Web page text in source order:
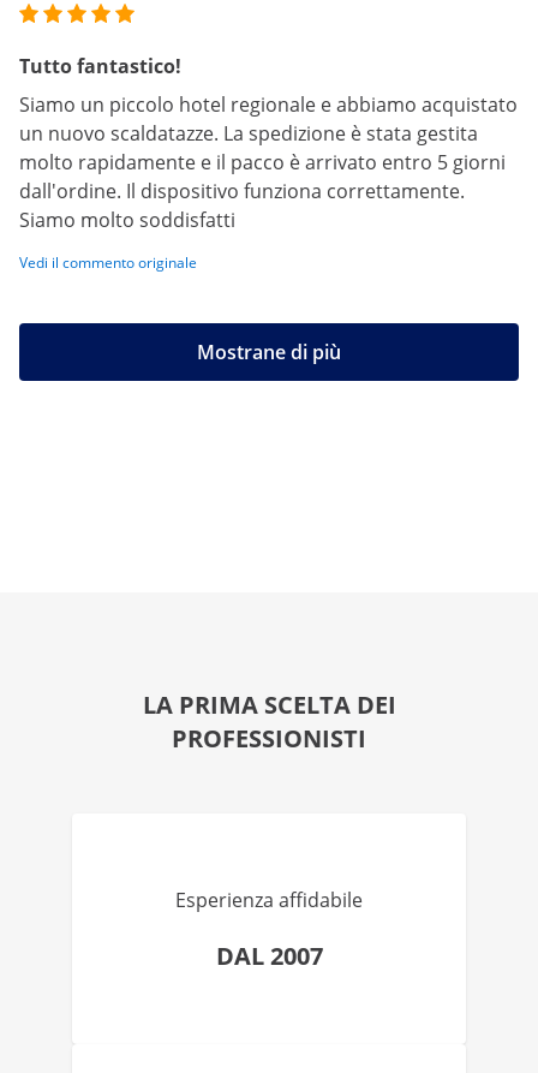
Tutto fantastico!
Siamo un piccolo hotel regionale e abbiamo acquistato
un nuovo scaldatazze. La spedizione è stata gestita
molto rapidamente e il pacco è arrivato entro 5 giorni
dall'ordine. Il dispositivo funziona correttamente.
Siamo molto soddisfatti
Vedi il commento originale
Mostrane di più
LA PRIMA SCELTA DEI
PROFESSIONISTI
Esperienza affidabile
DAL 2007